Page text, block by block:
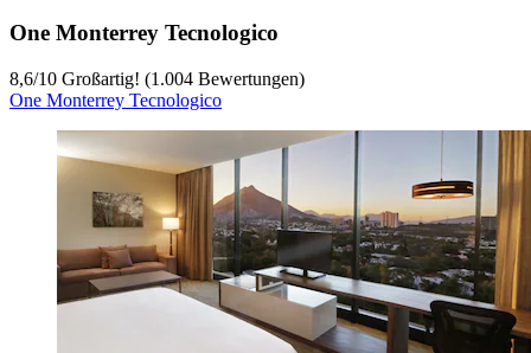
One Monterrey Tecnologico
8,6/10 Großartig! (1.004 Bewertungen)
One Monterrey Tecnologico